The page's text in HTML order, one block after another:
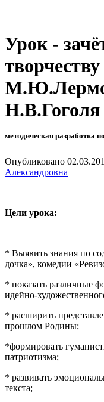
Урок -
Н.В.Гоголя
методическая разработка
Опубликовано
Александровна
Цели урока:
* Выявить знания по
дочка», комедии
* показать различные
идейно-
* расширить
прошлом Родины;
*формировать
патриотизма;
* развивать
текста;